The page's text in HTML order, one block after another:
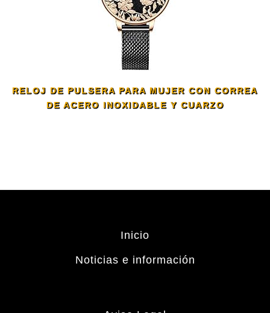
RELOJ DE PULSERA PARA MUJER CON CORREA
DE ACERO INOXIDABLE Y CUARZO
Inicio
Noticias e información